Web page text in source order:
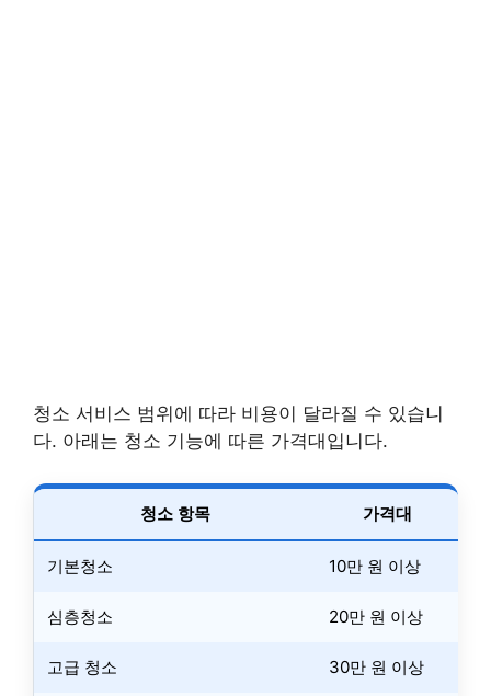
청소 서비스 범위에 따라 비용이 달라질 수 있습니
다. 아래는 청소 기능에 따른 가격대입니다.
청소 항목 가격대
기본청소 10만 원 이상
심층청소 20만 원 이상
고급 청소 30만 원 이상